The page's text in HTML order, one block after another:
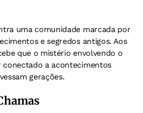
uma comunidade marcada por
e segredos antigos. Aos
que o mistério envolvendo o
conectado a acontecimentos
gerações.